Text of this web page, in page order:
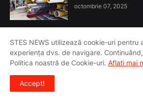
octombrie 07, 2025
Copyright ©
Acasa Despre Noi T&C
STES NEWS utilizează cookie-uri pentru
experiența dvs. de navigare.
Politica noastră de Cookie-uri. Aflati mai
Accept!